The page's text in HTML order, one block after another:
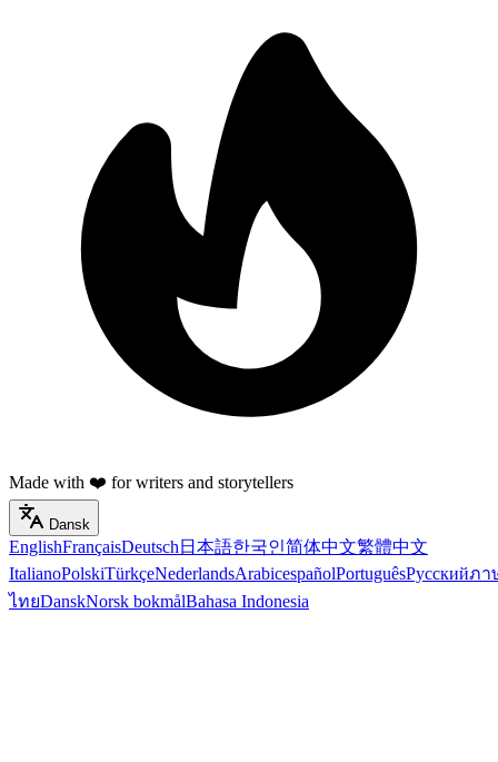
Made with ❤️ for writers and storytellers
Dansk
EnglishFrançaisDeutsch 日本語한국인简体中文繁體中文
ItalianoPolskiTürkçeNederlandsArabicespañolPortuguêsРусскийภา
ไทยDanskNorsk bokmålBahasa Indonesia